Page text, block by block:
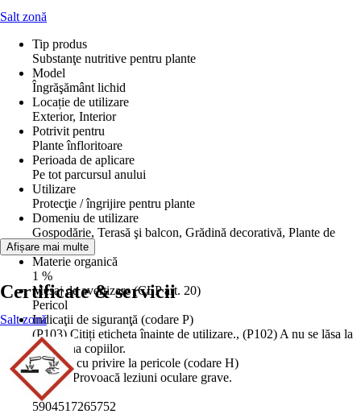
Salt zonă
Tip produs
Substanţe nutritive pentru plante
Model
Îngrăşământ lichid
Locație de utilizare
Exterior, Interior
Potrivit pentru
Plante înfloritoare
Perioada de aplicare
Pe tot parcursul anului
Utilizare
Protecţie / îngrijire pentru plante
Domeniu de utilizare
Gospodărie, Terasă şi balcon, Grădină decorativă, Plante de
interior
Materie organică
1 %
Mesaj de avertizare (CLP art. 20)
Pericol
Indicaţii de siguranţă (codare P)
(P103) Citiți eticheta înainte de utilizare., (P102) A nu se lăsa la
îndemâna copiilor.
Indicaţii cu privire la pericole (codare H)
(H318) Provoacă leziuni oculare grave.
EAN
5904517265752
Afișare mai multe
Certificate & servicii
Salt zonă